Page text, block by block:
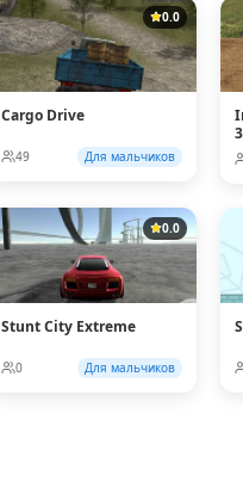
0.0
Cargo Drive
49 Для мальчиков
0.0
Stunt City Extreme
0 Для мальчиков